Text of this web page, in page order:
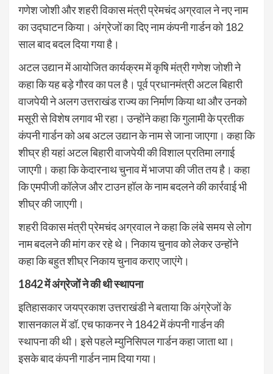
गणेश जोशी और शहरी विकास मंत्री प्रेमचंद अग्रवाल ने नए नाम
का उद्घाटन किया। अंग्रेजों का दिए नाम कंपनी गार्डन को 182
साल बाद बदल दिया गया है।
अटल उद्यान में आयोजित कार्यक्रम में कृषि मंत्री गणेश जोशी ने
कहा कि यह बड़े गौरव का पल है। पूर्व प्रधानमंत्री अटल बिहारी
वाजपेयी ने अलग उत्तराखंड राज्य का निर्माण किया था और उनको
मसूरी से विशेष लगाव भी रहा। उन्होंने कहा कि गुलामी के प्रतीक
कंपनी गार्डन को अब अटल उद्यान के नाम से जाना जाएगा। कहा कि
शीघ्र ही यहां अटल बिहारी वाजपेयी की विशाल प्रतिमा लगाई
जाएगी। कहा कि केदारनाथ चुनाव में भाजपा की जीत तय है। कहा
कि एमपीजी कॉलेज और टाउन हॉल के नाम बदलने की कार्रवाई भी
शीघ्र की जाएगी।
शहरी विकास मंत्री प्रेमचंद अग्रवाल ने कहा कि लंबे समय से लोग
नाम बदलने की मांग कर रहे थे। निकाय चुनाव को लेकर उन्होंने
कहा कि बहुत शीघ्र निकाय चुनाव कराए जाएंगे।
1842 में अंग्रेजों ने की थी स्थापना
इतिहासकार जयप्रकाश उत्तराखंडी ने बताया कि अंग्रेजों के
शासनकाल में डॉ. एच फाकनर ने 1842 में कंपनी गार्डन की
स्थापना की थी। इसे पहले म्युनिसिपल गार्डन कहा जाता था।
इसके बाद कंपनी गार्डन नाम दिया गया।